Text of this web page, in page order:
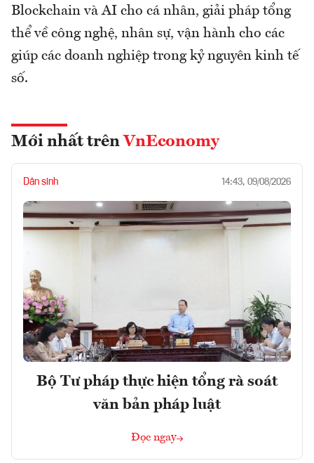
Blockchain và AI cho cá nhân, giải pháp tổng
thể về công nghệ, nhân sự, vận hành cho các
giúp các doanh nghiệp trong kỷ nguyên kinh tế
số.
Mới nhất trên VnEconomy
Dân sinh 14:43, 09/08/2026
Bộ Tư pháp thực hiện tổng rà soát
văn bản pháp luật
Đọc ngay